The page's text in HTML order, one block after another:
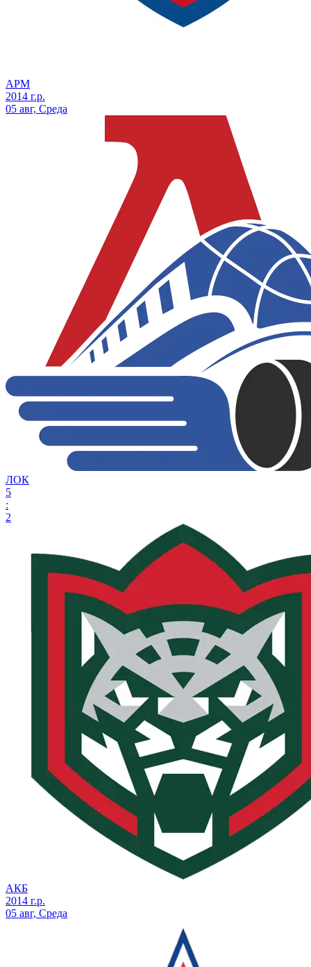
АРМ
2014 г.р.
05 авг, Среда
ЛОК
5
:
2
АКБ
2014 г.р.
05 авг, Среда